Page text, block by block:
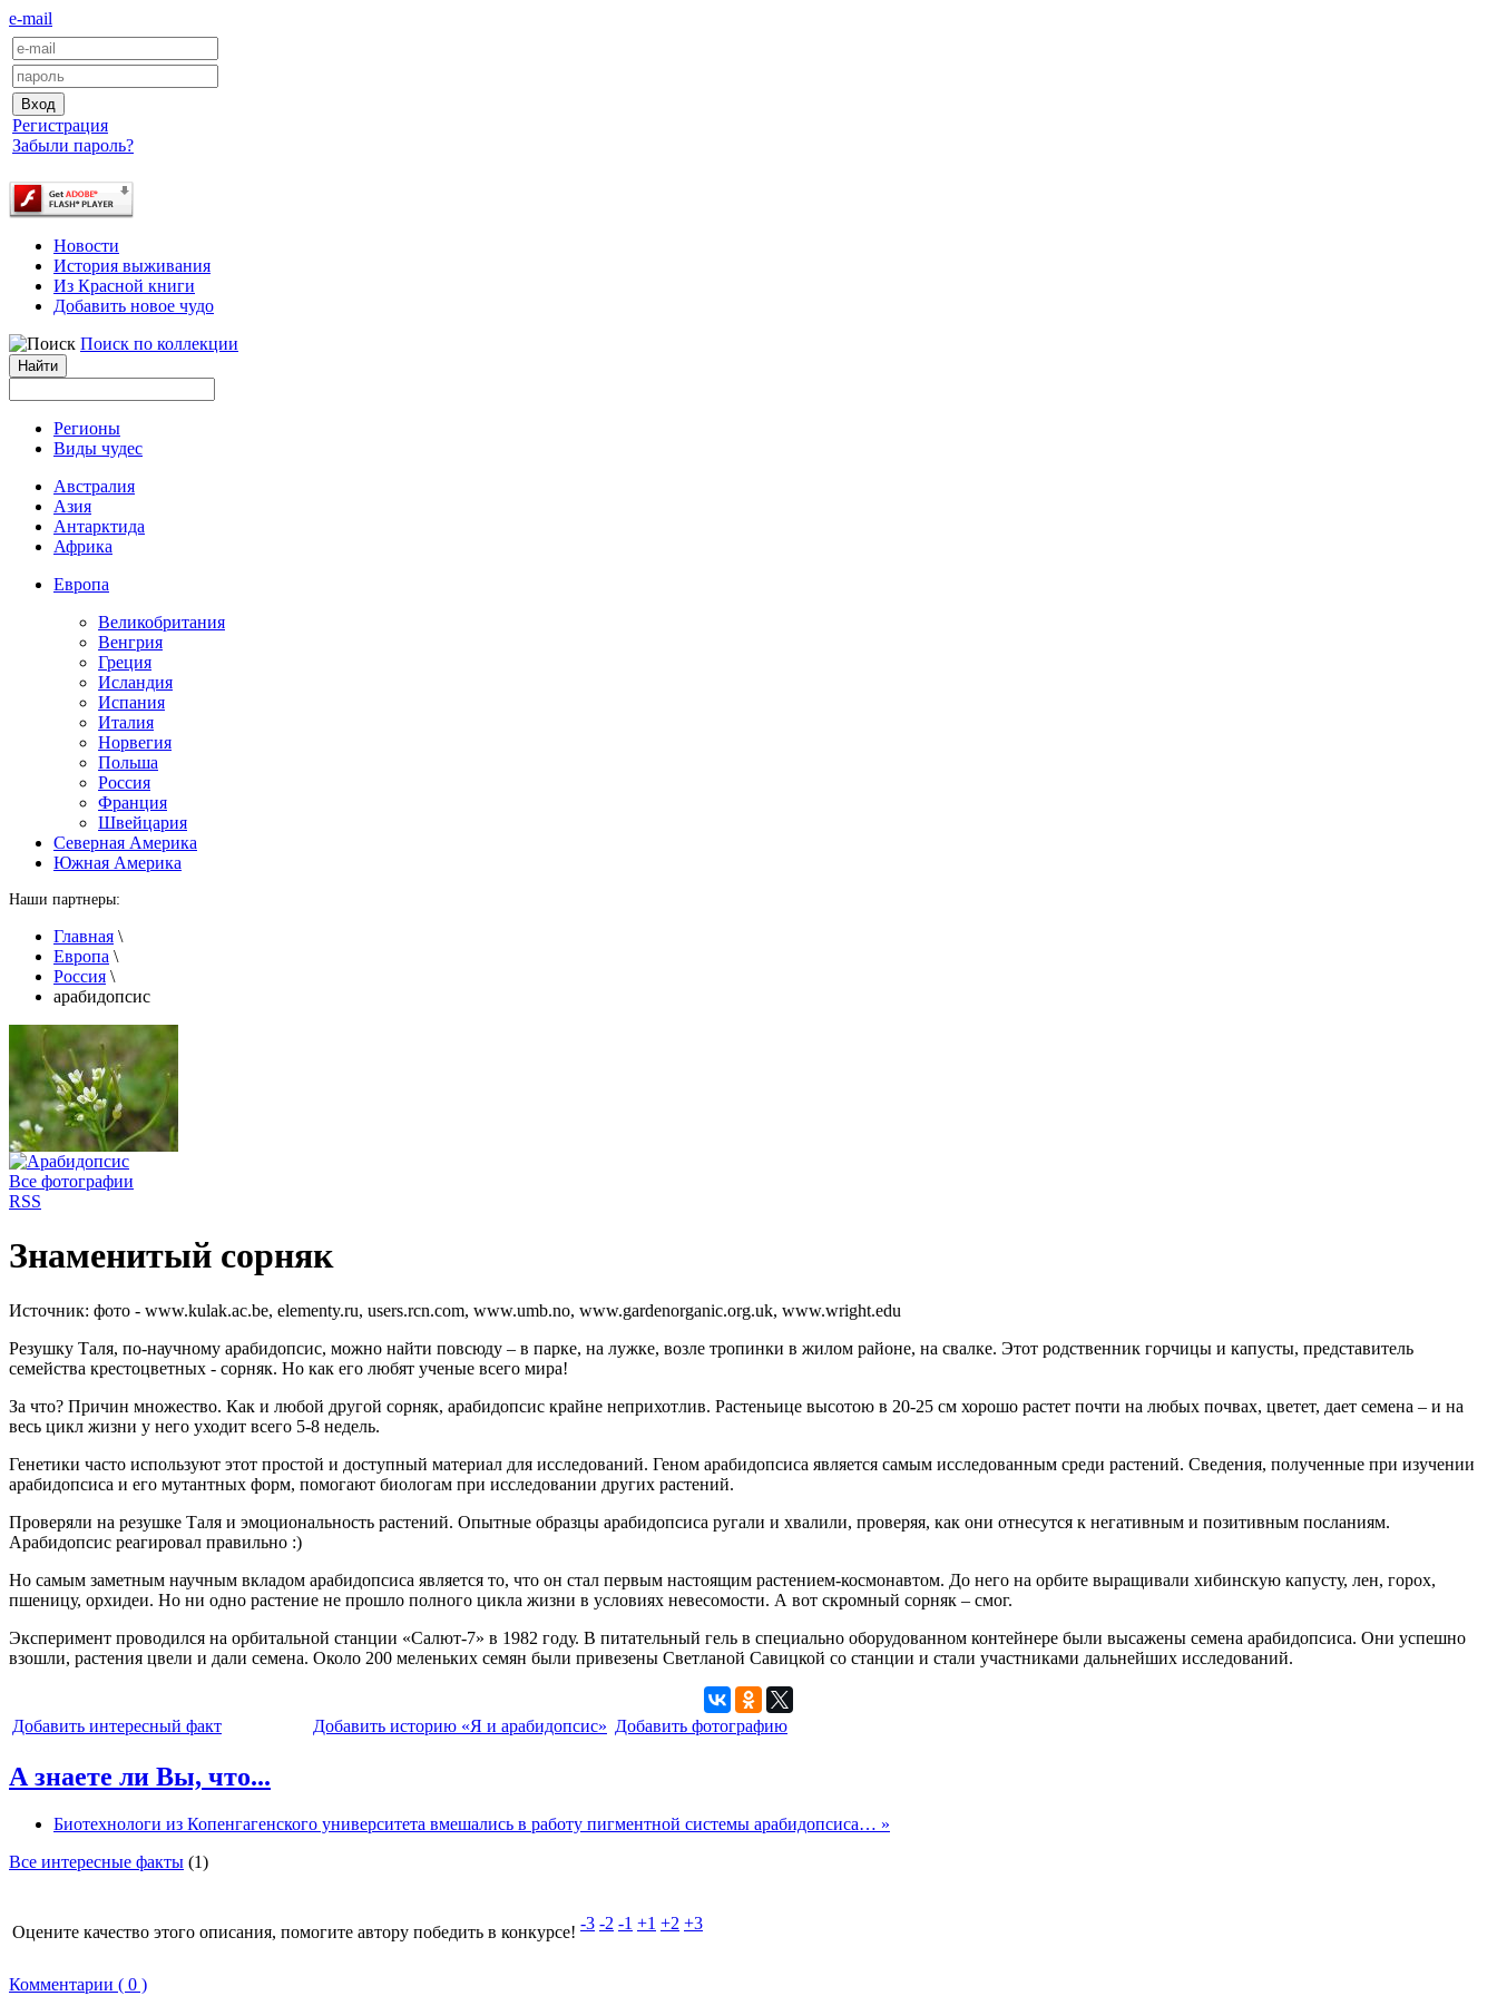
e-mail
Регистрация
Забыли пароль?
Новости
История выживания
Из Красной книги
Добавить новое чудо
Поиск по коллекции
Регионы
Виды чудес
Австралия
Азия
Антарктида
Африка
Европа
Великобритания
Венгрия
Греция
Исландия
Испания
Италия
Норвегия
Польша
Россия
Франция
Швейцария
Северная Америка
Южная Америка
Наши партнеры:
Главная \
Европа \
Россия \
арабидопсис
Все фотографии
RSS
Знаменитый сорняк
Источник: фото - www.kulak.ac.be, elementy.ru, users.rcn.com, www.umb.no, www.gardenorganic.org.uk, www.wright.edu
Резушку Таля, по-научному арабидопсис, можно найти повсюду – в парке, на лужке, возле тропинки в жилом районе, на свалке. Этот родственник горчицы и капусты, представитель
семейства крестоцветных - сорняк. Но как его любят ученые всего мира!
За что? Причин множество. Как и любой другой сорняк, арабидопсис крайне неприхотлив. Растеньице высотою в 20-25 см хорошо растет почти на любых почвах, цветет, дает семена – и на
весь цикл жизни у него уходит всего 5-8 недель.
Генетики часто используют этот простой и доступный материал для исследований. Геном арабидопсиса является самым исследованным среди растений. Сведения, полученные при изучении
арабидопсиса и его мутантных форм, помогают биологам при исследовании других растений.
Проверяли на резушке Таля и эмоциональность растений. Опытные образцы арабидопсиса ругали и хвалили, проверяя, как они отнесутся к негативным и позитивным посланиям.
Арабидопсис реагировал правильно :)
Но самым заметным научным вкладом арабидопсиса является то, что он стал первым настоящим растением-космонавтом. До него на орбите выращивали хибинскую капусту, лен, горох,
пшеницу, орхидеи. Но ни одно растение не прошло полного цикла жизни в условиях невесомости. А вот скромный сорняк – смог.
Эксперимент проводился на орбитальной станции «Салют-7» в 1982 году. В питательный гель в специально оборудованном контейнере были высажены семена арабидопсиса. Они успешно
взошли, растения цвели и дали семена. Около 200 меленьких семян были привезены Светланой Савицкой со станции и стали участниками дальнейших исследований.
Добавить интересный факт Добавить историю «Я и арабидопсис» Добавить фотографию
А знаете ли Вы, что...
Биотехнологи из Копенгагенского университета вмешались в работу пигментной системы арабидопсиса… »
Все интересные факты (1)
Оцените качество этого описания, помогите автору победить в конкурсе! -3 -2 -1 +1 +2 +3
Комментарии ( 0 )